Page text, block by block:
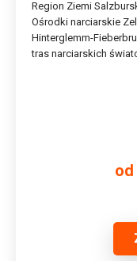
Region Ziemi
Ośrodki narciarskie
Hinterglemm-
tras narciarskich
od